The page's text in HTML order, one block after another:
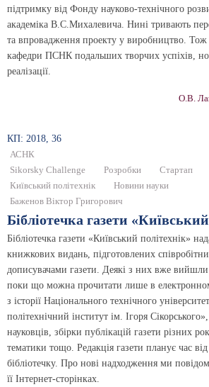
підтримку від Фонду науково-технічного
академіка В.С.Михалевича. Нині тривають
та впровадження проекту у виробництво. Тож
кафедри ПСНК подальших творчих успіхів,
реалізації.
О.В.
КП: 2018, 36
АСНК
Sikorsky Challenge
Розробки
Стартап
Київський політехнік
Новини науки
Баженов Віктор Григорович
Бібліотечка газети
Бібліотечка газети «Київський політехнік»
книжкових видань, підготовлених
дописувачами газети. Деякі з них вже
поки що можна прочитати лише в
з історії Національного технічного
політехнічний інститут ім. Ігоря
науковців, збірки публікацій газети різних
тематики тощо. Редакція газети планує час
бібліотечку. Про нові надходження ми
її Інтернет-сторінках.